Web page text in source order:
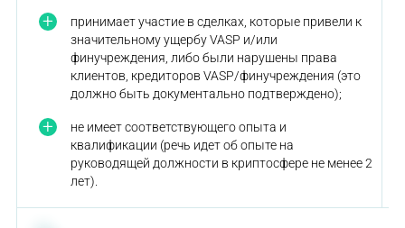
принимает участие в сделках, которые привели к
значительному ущербу VASP и/или
финучреждения, либо были нарушены права
клиентов, кредиторов VASP/финучреждения (это
должно быть документально подтверждено);
не имеет соответствующего опыта и
квалификации (речь идет об опыте на
руководящей должности в криптосфере не менее 2
лет).